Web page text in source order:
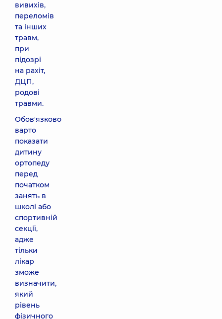
вивихів,
переломів
та інших
травм,
при
підозрі
на рахіт,
ДЦП,
родові
травми.
Обов'язково
варто
показати
дитину
ортопеду
перед
початком
занять в
школі або
спортивній
секції,
адже
тільки
лікар
зможе
визначити,
який
рівень
фізичного